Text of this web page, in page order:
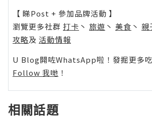
【 睇Post + 參加品牌活動 】
瀏覽更多社群 打卡 丶 旅遊 丶 美食 丶 親
攻略及 活動情報
U Blog開咗WhatsApp啦！發掘更多吃
Follow 我哋 ！
相關話題